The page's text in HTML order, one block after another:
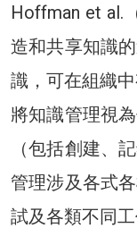
Hoffman et al.
造和共享知識
識，可在組織
將知識管理視
（包括創建、
管理涉及各式
試及各類不同